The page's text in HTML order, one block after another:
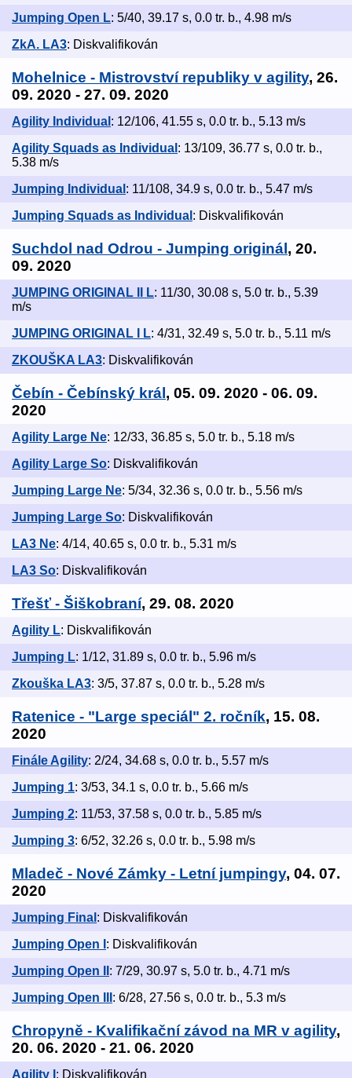
Jumping Open L: 5/40, 39.17 s, 0.0 tr. b., 4.98 m/s
ZkA. LA3: Diskvalifikován
Mohelnice - Mistrovství republiky v agility, 26.
09. 2020 - 27. 09. 2020
Agility Individual : 12/106, 41.55 s, 0.0 tr. b., 5.13 m/s
Agility Squads as Individual : 13/109, 36.77 s, 0.0 tr. b.,
5.38 m/s
Jumping Individual : 11/108, 34.9 s, 0.0 tr. b., 5.47 m/s
Jumping Squads as Individual : Diskvalifikován
Suchdol nad Odrou - Jumping originál, 20.
09. 2020
JUMPING ORIGINAL II L: 11/30, 30.08 s, 5.0 tr. b., 5.39
m/s
JUMPING ORIGINAL I L: 4/31, 32.49 s, 5.0 tr. b., 5.11 m/s
ZKOUŠKA LA3: Diskvalifikován
Čebín - Čebínský král, 05. 09. 2020 - 06. 09.
2020
Agility Large Ne: 12/33, 36.85 s, 5.0 tr. b., 5.18 m/s
Agility Large So: Diskvalifikován
Jumping Large Ne: 5/34, 32.36 s, 0.0 tr. b., 5.56 m/s
Jumping Large So: Diskvalifikován
LA3 Ne: 4/14, 40.65 s, 0.0 tr. b., 5.31 m/s
LA3 So: Diskvalifikován
Třešť - Šiškobraní, 29. 08. 2020
Agility L: Diskvalifikován
Jumping L: 1/12, 31.89 s, 0.0 tr. b., 5.96 m/s
Zkouška LA3: 3/5, 37.87 s, 0.0 tr. b., 5.28 m/s
Ratenice - "Large speciál" 2. ročník, 15. 08.
2020
Finále Agility: 2/24, 34.68 s, 0.0 tr. b., 5.57 m/s
Jumping 1: 3/53, 34.1 s, 0.0 tr. b., 5.66 m/s
Jumping 2: 11/53, 37.58 s, 0.0 tr. b., 5.85 m/s
Jumping 3: 6/52, 32.26 s, 0.0 tr. b., 5.98 m/s
Mladeč - Nové Zámky - Letní jumpingy, 04. 07.
2020
Jumping Final : Diskvalifikován
Jumping Open I : Diskvalifikován
Jumping Open II : 7/29, 30.97 s, 5.0 tr. b., 4.71 m/s
Jumping Open III : 6/28, 27.56 s, 0.0 tr. b., 5.3 m/s
Chropyně - Kvalifikační závod na MR v agility,
20. 06. 2020 - 21. 06. 2020
Agility I : Diskvalifikován